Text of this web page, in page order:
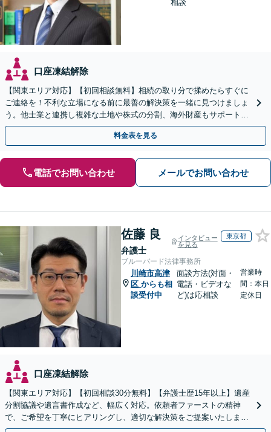
相談
口座凍結解除
【関東エリア対応】【初回相談無料】相続の取り分で揉めたらすぐに
ご連絡を！不利な立場になる前に最善の解決策を一緒に見つけましょ
う。他士業と連携し複雑な土地や株式の分割、海外財産もサポート。
どんな些細な疑問でも構いません。お気軽にご相談ください
料金表を見る
電話でお問い合わせ メールでお問い合わせ
佐藤 良
弁護士
インタビュー
を見る
東京都
ブルーバード法律事務所
川崎市高津
区 からも相
談受付中
面談方法(対面・
電話・ビデオな
ど)は応相談
営業時
間：本日
定休日
口座凍結解除
【関東エリア対応】【初回相談30分無料】【弁護士歴15年以上】遺産
分割協議や遺言書作成など、幅広く対応。依頼者ファーストの精神
で、ご希望を丁寧にヒアリングし、適切な解決策をご提案いたしま
す。まずは無料相談でお悩みをお聞かせください。